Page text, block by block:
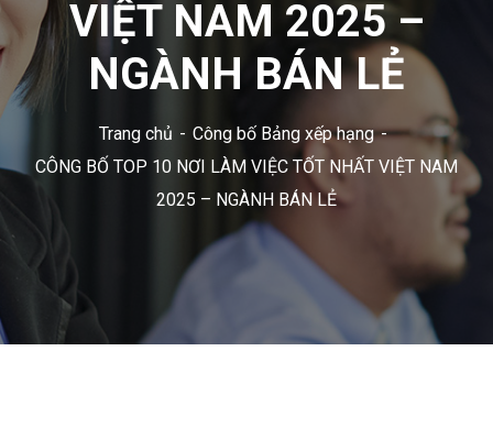
VIỆT NAM 2025 –
NGÀNH BÁN LẺ
Trang chủ
Công bố Bảng xếp hạng
CÔNG BỐ TOP 10 NƠI LÀM VIỆC TỐT NHẤT VIỆT NAM
2025 – NGÀNH BÁN LẺ